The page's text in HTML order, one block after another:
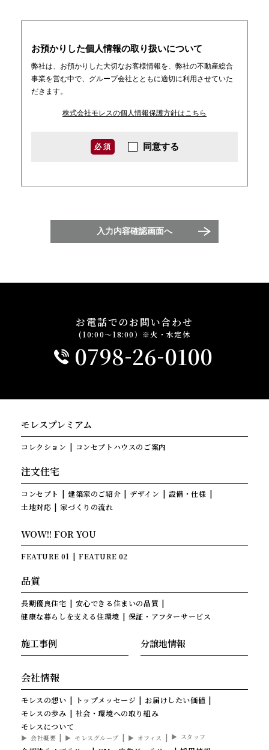
お預かりした個人情報の取り扱いについて
弊社は、お預かりした大切なお客様情報を、弊社の不動産総合
事業を営む中で、グループ会社とともに適切に利用させていた
だきます。
株式会社モレスの個人情報保護方針はこちら
必 須 同意する
入力内容確認画面へ
お電話でのお問い合わせ
(10:00～18:00）※火・水定休
0798-26-0100
モレスプレミアム
コレクション コンセプトハウスのご案内
注文住宅
コンセプト 建築家のご紹介 デザイン
設備・仕様
土地対応
家づくりの流れ
WOW!! FOR YOU
FEATURE 01 FEATURE 02
品質
長期優良住宅
安心できる住まいの品質
健康な暮らしを支える住環境
保証・アフターサービス
施工事例 分譲地情報
会社情報
モレスの想い トップメッセージ
お届けしたい価値
モレスの歩み
社会・環境への取り組み
モレスについて
会社概要 モレスグループ オフィス スタッフ